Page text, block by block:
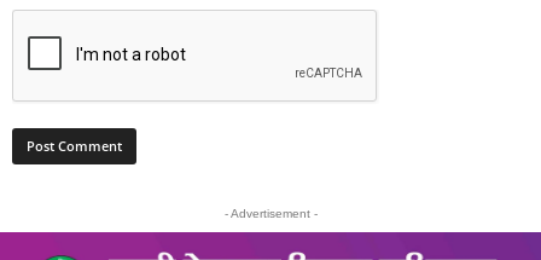
- Advertisement -